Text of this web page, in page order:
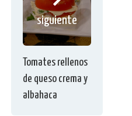
siguiente
Tomates rellenos
de queso crema y
albahaca